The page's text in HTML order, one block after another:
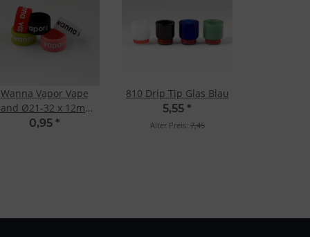
Wanna Vapor Vape
Ø21-32 x 12mm
Transparent
0,95 *
810 Drip Tip Glas Blau
5,55 *
Alter Preis: 7,45